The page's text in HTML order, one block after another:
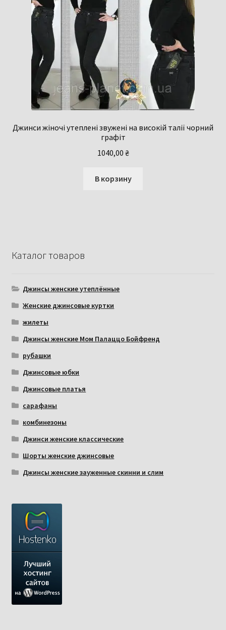
Джинси жіночі утеплені звужені на високій талії чорний
графіт
1040,00 ₴
В корзину
Каталог товаров
Джинсы женские утеплённые
Женские джинсовые куртки
жилеты
Джинсы женские Мом Палаццо Бойфренд
рубашки
Джинсовые юбки
Джинсовые платья
сарафаны
комбинезоны
Джинси женские классические
Шорты женские джинсовые
Джинсы женские зауженные скинни и слим